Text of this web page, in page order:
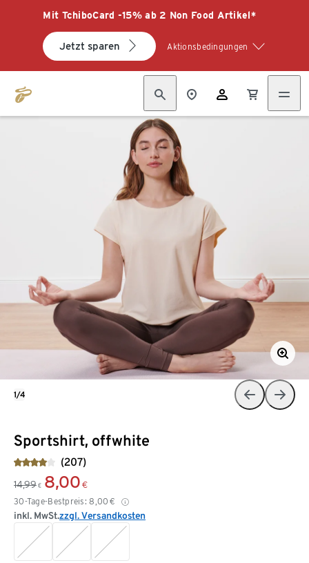
Mit TchiboCard -15% ab 2 Non Food Artikel*
Jetzt sparen Aktionsbedingungen
Sportshirt, offwhite
(207)
14,99 € 8,00 €
30-Tage-Bestpreis: 8,00 €
inkl. MwSt.zzgl. Versandkosten
1/4